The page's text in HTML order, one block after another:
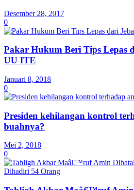
Desember 28, 2017
0
Pakar Hukum Beri Tips Lepas
UU ITE
Januari 8, 2018
0
Presiden kehilangan kontrol
buahnya?
Mei 2, 2018
0